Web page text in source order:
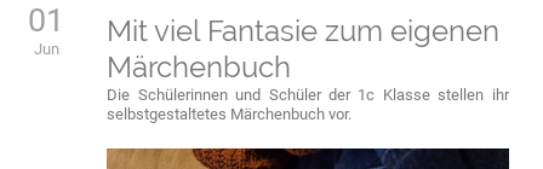
01
Jun
Mit viel Fantasie zum eigenen
Märchenbuch
Die Schülerinnen und Schüler der 1c Klasse stellen ihr
selbstgestaltetes Märchenbuch vor.